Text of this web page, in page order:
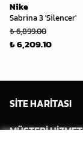
Nike
Sabrina 3 'Silencer'
₺ 6,899.00
₺ 6,209.10
SİTE HARİTASI
MÜŞTERİ